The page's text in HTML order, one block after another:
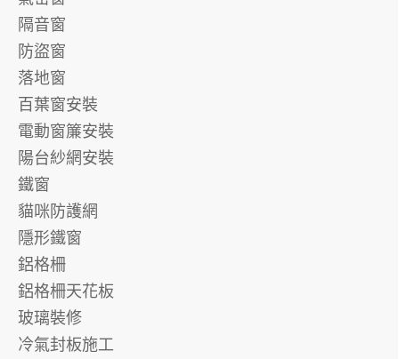
隔音窗
防盜窗
落地窗
百葉窗安裝
電動窗簾安裝
陽台紗網安裝
鐵窗
貓咪防護網
隱形鐵窗
鋁格柵
鋁格柵天花板
玻璃裝修
冷氣封板施工